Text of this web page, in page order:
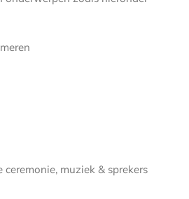
muziek & sprekers